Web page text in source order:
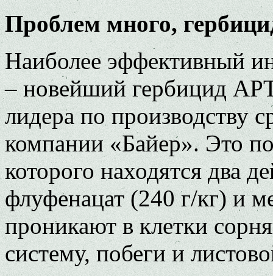
Проблем много,
Наиболее эффективный
– новейший гербицид
лидера по производству
компании «Байер». Это
которого находятся два
флуфенацат (240 г/кг) и
проникают в клетки
систему, побеги и